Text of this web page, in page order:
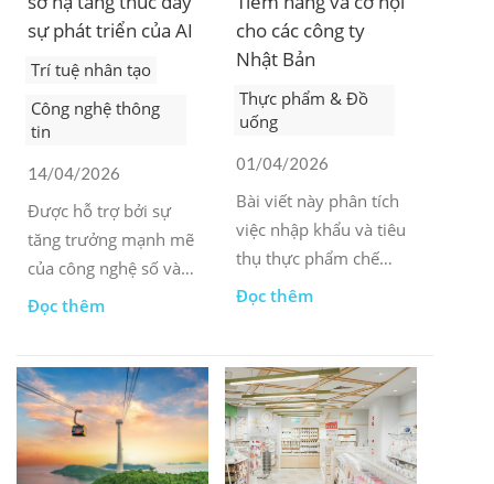
sự phát triển của AI
Trí tuệ nhân tạo
Công nghệ thông
tin
14/04/2026
Được hỗ trợ bởi sự
tăng trưởng mạnh mẽ
của công nghệ số và
các khung pháp lý
Nam dự kiến sẽ mở
rộng nhanh chóng
trong thập kỷ tới.
Đọc thêm
cho các công ty
Nhật Bản
Thực phẩm & Đồ
uống
01/04/2026
Bài viết này phân tích
việc nhập khẩu và tiêu
thụ thực phẩm chế
biến và đóng gói của
thương mại và quan
sát thị trường.
Đọc thêm